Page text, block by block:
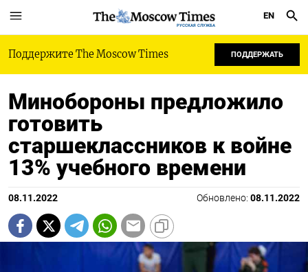
РУССКАЯ СЛУЖБА
EN
Поддержите The Moscow Times ПОДДЕРЖАТЬ
Минобороны предложило
готовить
старшеклассников к войне
13% учебного времени
08.11.2022 Обновлено: 08.11.2022